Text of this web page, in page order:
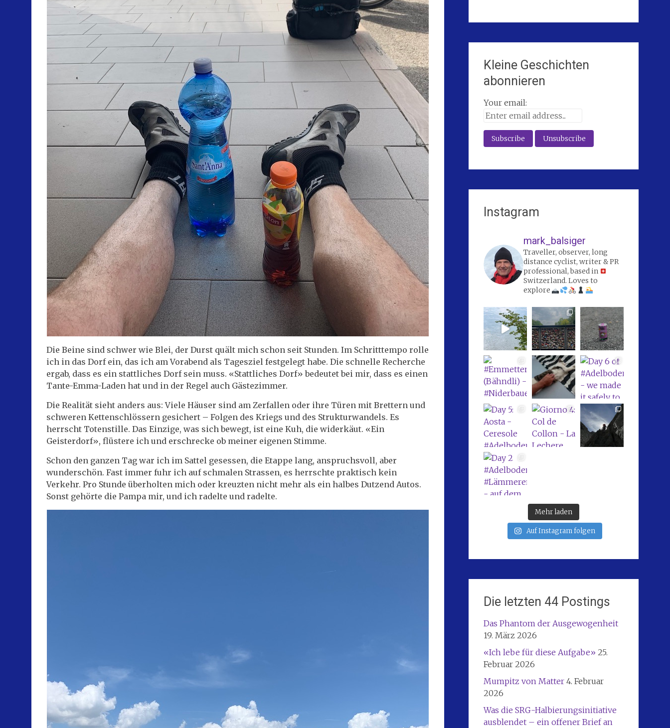
Die Beine sind schwer wie Blei, der Durst quält mich schon seit Stunden. Im Schritttempo rolle
ich in das Dorf ein, das ich am Vorabend als Tagesziel festgelegt habe. Die schnelle Recherche
ergab, dass es ein stattliches Dorf sein muss. «Stattliches Dorf» bedeutet bei mir, dass es einen
Tante-Emma-Laden hat und in der Regel auch Gästezimmer.
Die Realität sieht anders aus: Viele Häuser sind am Zerfallen oder ihre Türen mit Brettern und
schweren Kettenschlössern gesichert – Folgen des Kriegs und des Strukturwandels. Es
herrscht Totenstille. Das Einzige, was sich bewegt, ist eine Kuh, die widerkäut. «Ein
Geisterdorf», flüstere ich und erschrecke ob meiner eigenen Stimme.
Schon den ganzen Tag war ich im Sattel gesessen, die Etappe lang, anspruchsvoll, aber
wunderschön. Fast immer fuhr ich auf schmalen Strassen, es herrschte praktisch kein
Verkehr. Pro Stunde überholten mich oder kreuzten nicht mehr als ein halbes Dutzend Autos.
Sonst gehörte die Pampa mir, und ich radelte und radelte.
Kleine Geschichten
abonnieren
Your email:
Instagram
mark_balsiger
Traveller, observer, long
distance cyclist, writer & PR
professional, based in
Switzerland. Loves to
explore
Mehr laden
Auf Instagram folgen
Die letzten 44 Postings
Das Phantom der Ausgewogenheit
19. März 2026
«Ich lebe für diese Aufgabe» 25.
Februar 2026
Mumpitz von Matter 4. Februar
2026
Was die SRG-Halbierungsinitiative
ausblendet – ein offener Brief an